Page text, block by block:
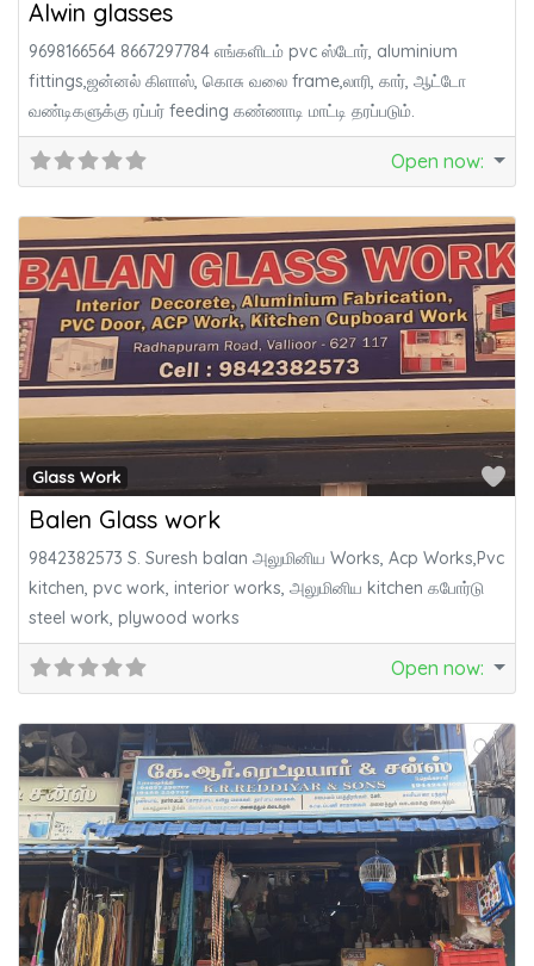
Alwin glasses
9698166564 8667297784 எங்களிடம் pvc ஸ்டோர், aluminium
fittings,ஜன்னல் கிளாஸ், கொசு வலை frame,லாரி, கார், ஆட்டோ
வண்டிகளுக்கு ரப்பர் feeding கண்ணாடி மாட்டி தரப்படும்.
Open now:
Glass Work
Balen Glass work
9842382573 S. Suresh balan அலுமினிய Works, Acp Works,Pvc
kitchen, pvc work, interior works, அலுமினிய kitchen கபோர்டு
steel work, plywood works
Open now: